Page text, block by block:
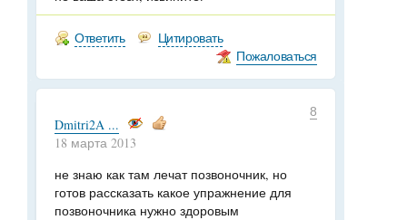
Ответить
Цитировать
Пожаловаться
8
Dmitri2A ...
18 марта 2013
не знаю как там лечат позвоночник, но
готов рассказать какое упражнение для
позвоночника нужно здоровым